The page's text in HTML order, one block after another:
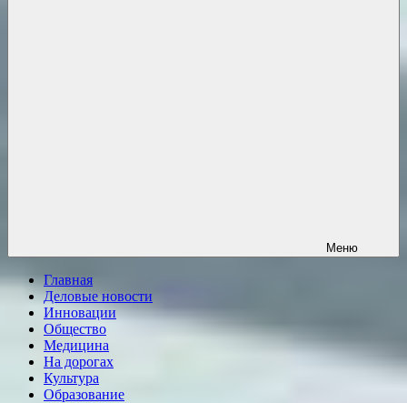
Меню
Главная
Деловые новости
Инновации
Общество
Медицина
На дорогах
Культура
Образование